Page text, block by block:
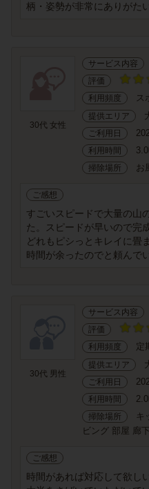
柄・姿勢が非常にありがた
30代 女性
サービス内容
評価
利用頻度
ス
提供エリア
ご利用日
利用時間
掃除場所 お
ご感想
すごいスピードで大量の山
た。スピードが早いので完
どれもピシっとキレイに畳
時間が余ったのでと頼んで
30代 男性
サービス内容
評価
利用頻度
定
提供エリア
ご利用日
利用時間
掃除場所
キ
ビング 部屋 廊
ご感想
時間があれば対応して欲し